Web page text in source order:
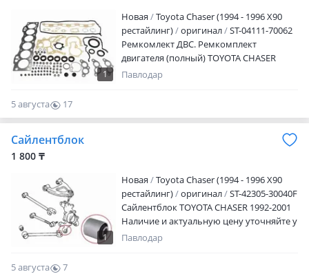
1
Новая
Toyota Chaser (1994 - 1996 X90
рестайлинг)
оригинал
ST-04111-70062
Ремкомлект ДВС. Ремкомплект
двигателя (полный) TOYOTA CHASER
1988-2001 Наличие и актуальную цену
Павлодар
5 августа
17
0
Сайлентблок
1 800 ₸
1
Новая
Toyota Chaser (1994 - 1996 X90
рестайлинг)
оригинал
ST-42305-30040F
Сайлентблок TOYOTA CHASER 1992-2001
Наличие и актуальную цену уточняйте у
менеджера
Павлодар
5 августа
7